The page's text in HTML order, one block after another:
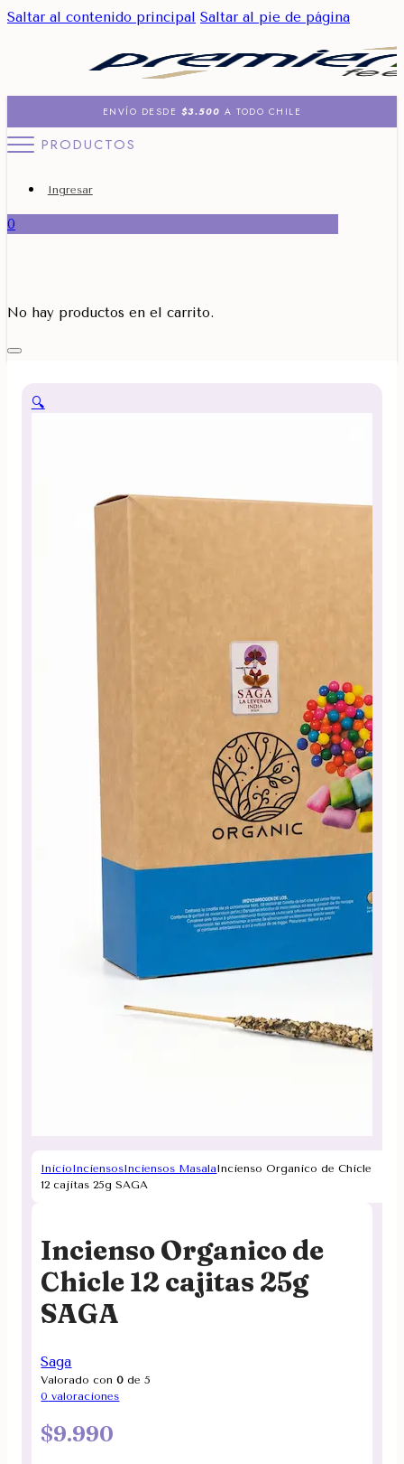
Saltar al contenido principal Saltar al pie de página
ENVÍO DESDE $3.500 A TODO CHILE
PRODUCTOS
Ingresar
0
No hay productos en el carrito.
🔍
InicioInciensosInciensos MasalaIncienso Organico de Chicle
12 cajitas 25g SAGA
Incienso Organico de
Chicle 12 cajitas 25g
SAGA
Saga
Valorado con0 de 5
0 valoraciones
$9.990